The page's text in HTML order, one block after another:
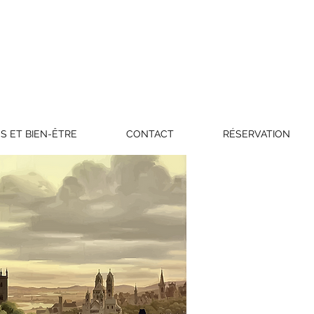
ET BIEN-ÊTRE CONTACT RÉSERVATION